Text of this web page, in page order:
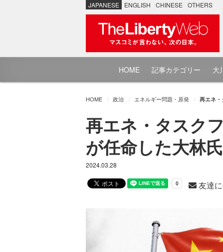
JAPANESE ENGLISH CHINESE OTHERS
HOME 記事カテゴリー 大
HOME 政治 エネルギー問題・原発 再エネ
再エネ・タスク
が任命した大林
2024.03.28
友達